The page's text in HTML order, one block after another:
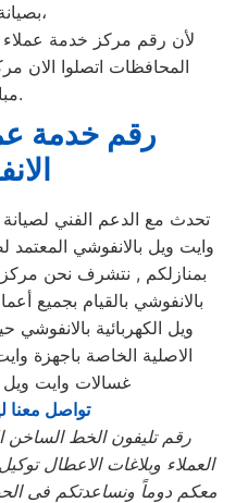
بصيانة الفورية،
لأن رقم مركز خدمة عملاء
المحافظات اتصلوا الان
مباشرة.
رقم خدمة
تحدث مع الدعم الفني
وايت ويل بالانفوشي المعتمد
بمنازلكم , نتشرف نحن مركز
بالانفوشي بالقيام بجميع
ويل الكهربائية بالانفوشي
الاصلية الخاصة باجهزة
غسالات وايت ويل
تواصل معنا
رقم تليفون الخط الساخن
العملاء وبلاغات الاعطال
معكم دوماً ونساعدتكم فى